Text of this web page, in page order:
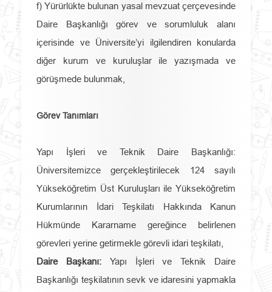
f) Yürürlükte bulunan yasal mevzuat çerçevesinde
Daire Başkanlığı görev ve sorumluluk alanı
içerisinde ve Üniversite’yi ilgilendiren konularda
diğer kurum ve kuruluşlar ile yazışmada ve
görüşmede bulunmak,
Görev Tanımları
Yapı İşleri ve Teknik Daire Başkanlığı:
Üniversitemizce gerçekleştirilecek 124 sayılı
Yükseköğretim Üst Kuruluşları ile Yükseköğretim
Kurumlarının İdari Teşkilatı Hakkında Kanun
Hükmünde Kararname gereğince belirlenen
görevleri yerine getirmekle görevli idari teşkilatı,
Daire Başkanı: Yapı İşleri ve Teknik Daire
Başkanlığı teşkilatının sevk ve idaresini yapmakla